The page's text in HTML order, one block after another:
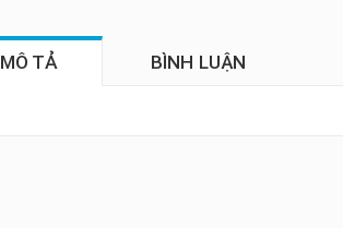
MÔ TẢ BÌNH LUẬN